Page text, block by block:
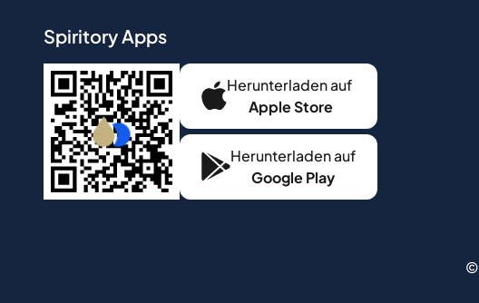
Spiritory Apps
Herunterladen auf
Apple Store
Herunterladen auf
Google Play
©